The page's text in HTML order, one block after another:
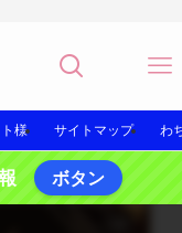
様 サイトマップ わ
ボタン